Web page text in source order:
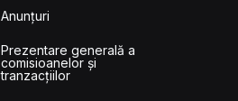
Anunțuri
Prezentare generală a
comisioanelor și
tranzacțiilor